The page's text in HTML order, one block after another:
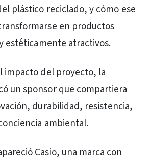
plástico reciclado, y cómo ese
en productos
estéticamente atractivos.
impacto del proyecto, la
un sponsor que compartiera
durabilidad, resistencia,
ambiental.
Casio, una marca con